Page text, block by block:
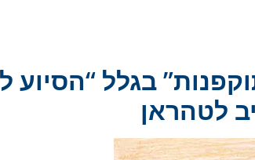
בגלל “הסיוע
לטהראן